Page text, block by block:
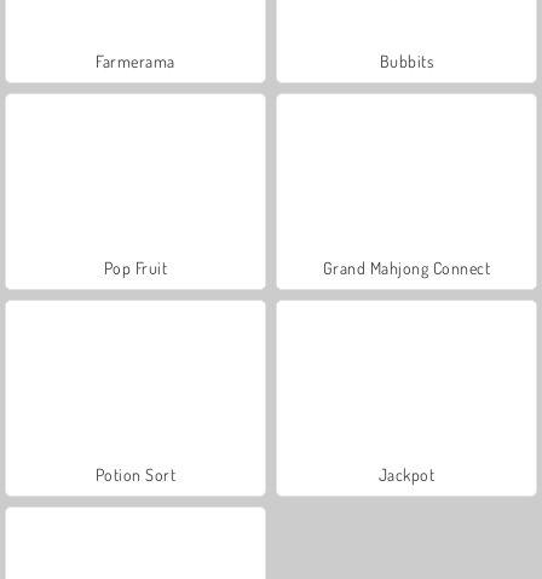
Farmerama Bubbits
Pop Fruit Grand Mahjong Connect
Potion Sort Jackpot